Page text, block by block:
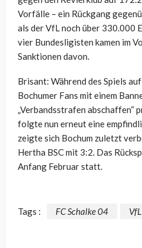
Vorfälle – ein Rückgang
als der VfL noch über 330.000
vier Bundesligisten kamen im
Sanktionen davon.
Brisant: Während des Spiels
Bochumer Fans mit einem
„Verbandsstrafen abschaffen“
folgte nun erneut eine
zeigte sich Bochum zuletzt
Hertha BSC mit 3:2. Das
Anfang Februar statt.
Tags : FC Schalke 04